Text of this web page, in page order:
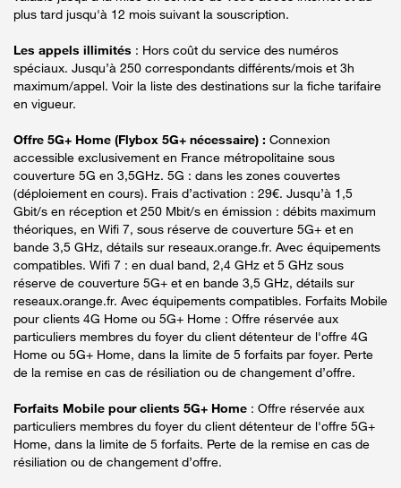
plus tard jusqu'à 12 mois suivant la souscription.
Les appels illimités : Hors coût du service des numéros
spéciaux. Jusqu’à 250 correspondants différents/mois et 3h
maximum/appel. Voir la liste des destinations sur la fiche tarifaire
en vigueur.
Offre 5G+ Home (Flybox 5G+ nécessaire) : Connexion
accessible exclusivement en France métropolitaine sous
couverture 5G en 3,5GHz. 5G : dans les zones couvertes
(déploiement en cours). Frais d’activation : 29€. Jusqu’à 1,5
Gbit/s en réception et 250 Mbit/s en émission : débits maximum
théoriques, en Wifi 7, sous réserve de couverture 5G+ et en
bande 3,5 GHz, détails sur reseaux.orange.fr. Avec équipements
compatibles. Wifi 7 : en dual band, 2,4 GHz et 5 GHz sous
réserve de couverture 5G+ et en bande 3,5 GHz, détails sur
reseaux.orange.fr. Avec équipements compatibles. Forfaits Mobile
pour clients 4G Home ou 5G+ Home : Offre réservée aux
particuliers membres du foyer du client détenteur de l'offre 4G
Home ou 5G+ Home, dans la limite de 5 forfaits par foyer. Perte
de la remise en cas de résiliation ou de changement d’offre.
Forfaits Mobile pour clients 5G+ Home : Offre réservée aux
particuliers membres du foyer du client détenteur de l'offre 5G+
Home, dans la limite de 5 forfaits. Perte de la remise en cas de
résiliation ou de changement d’offre.